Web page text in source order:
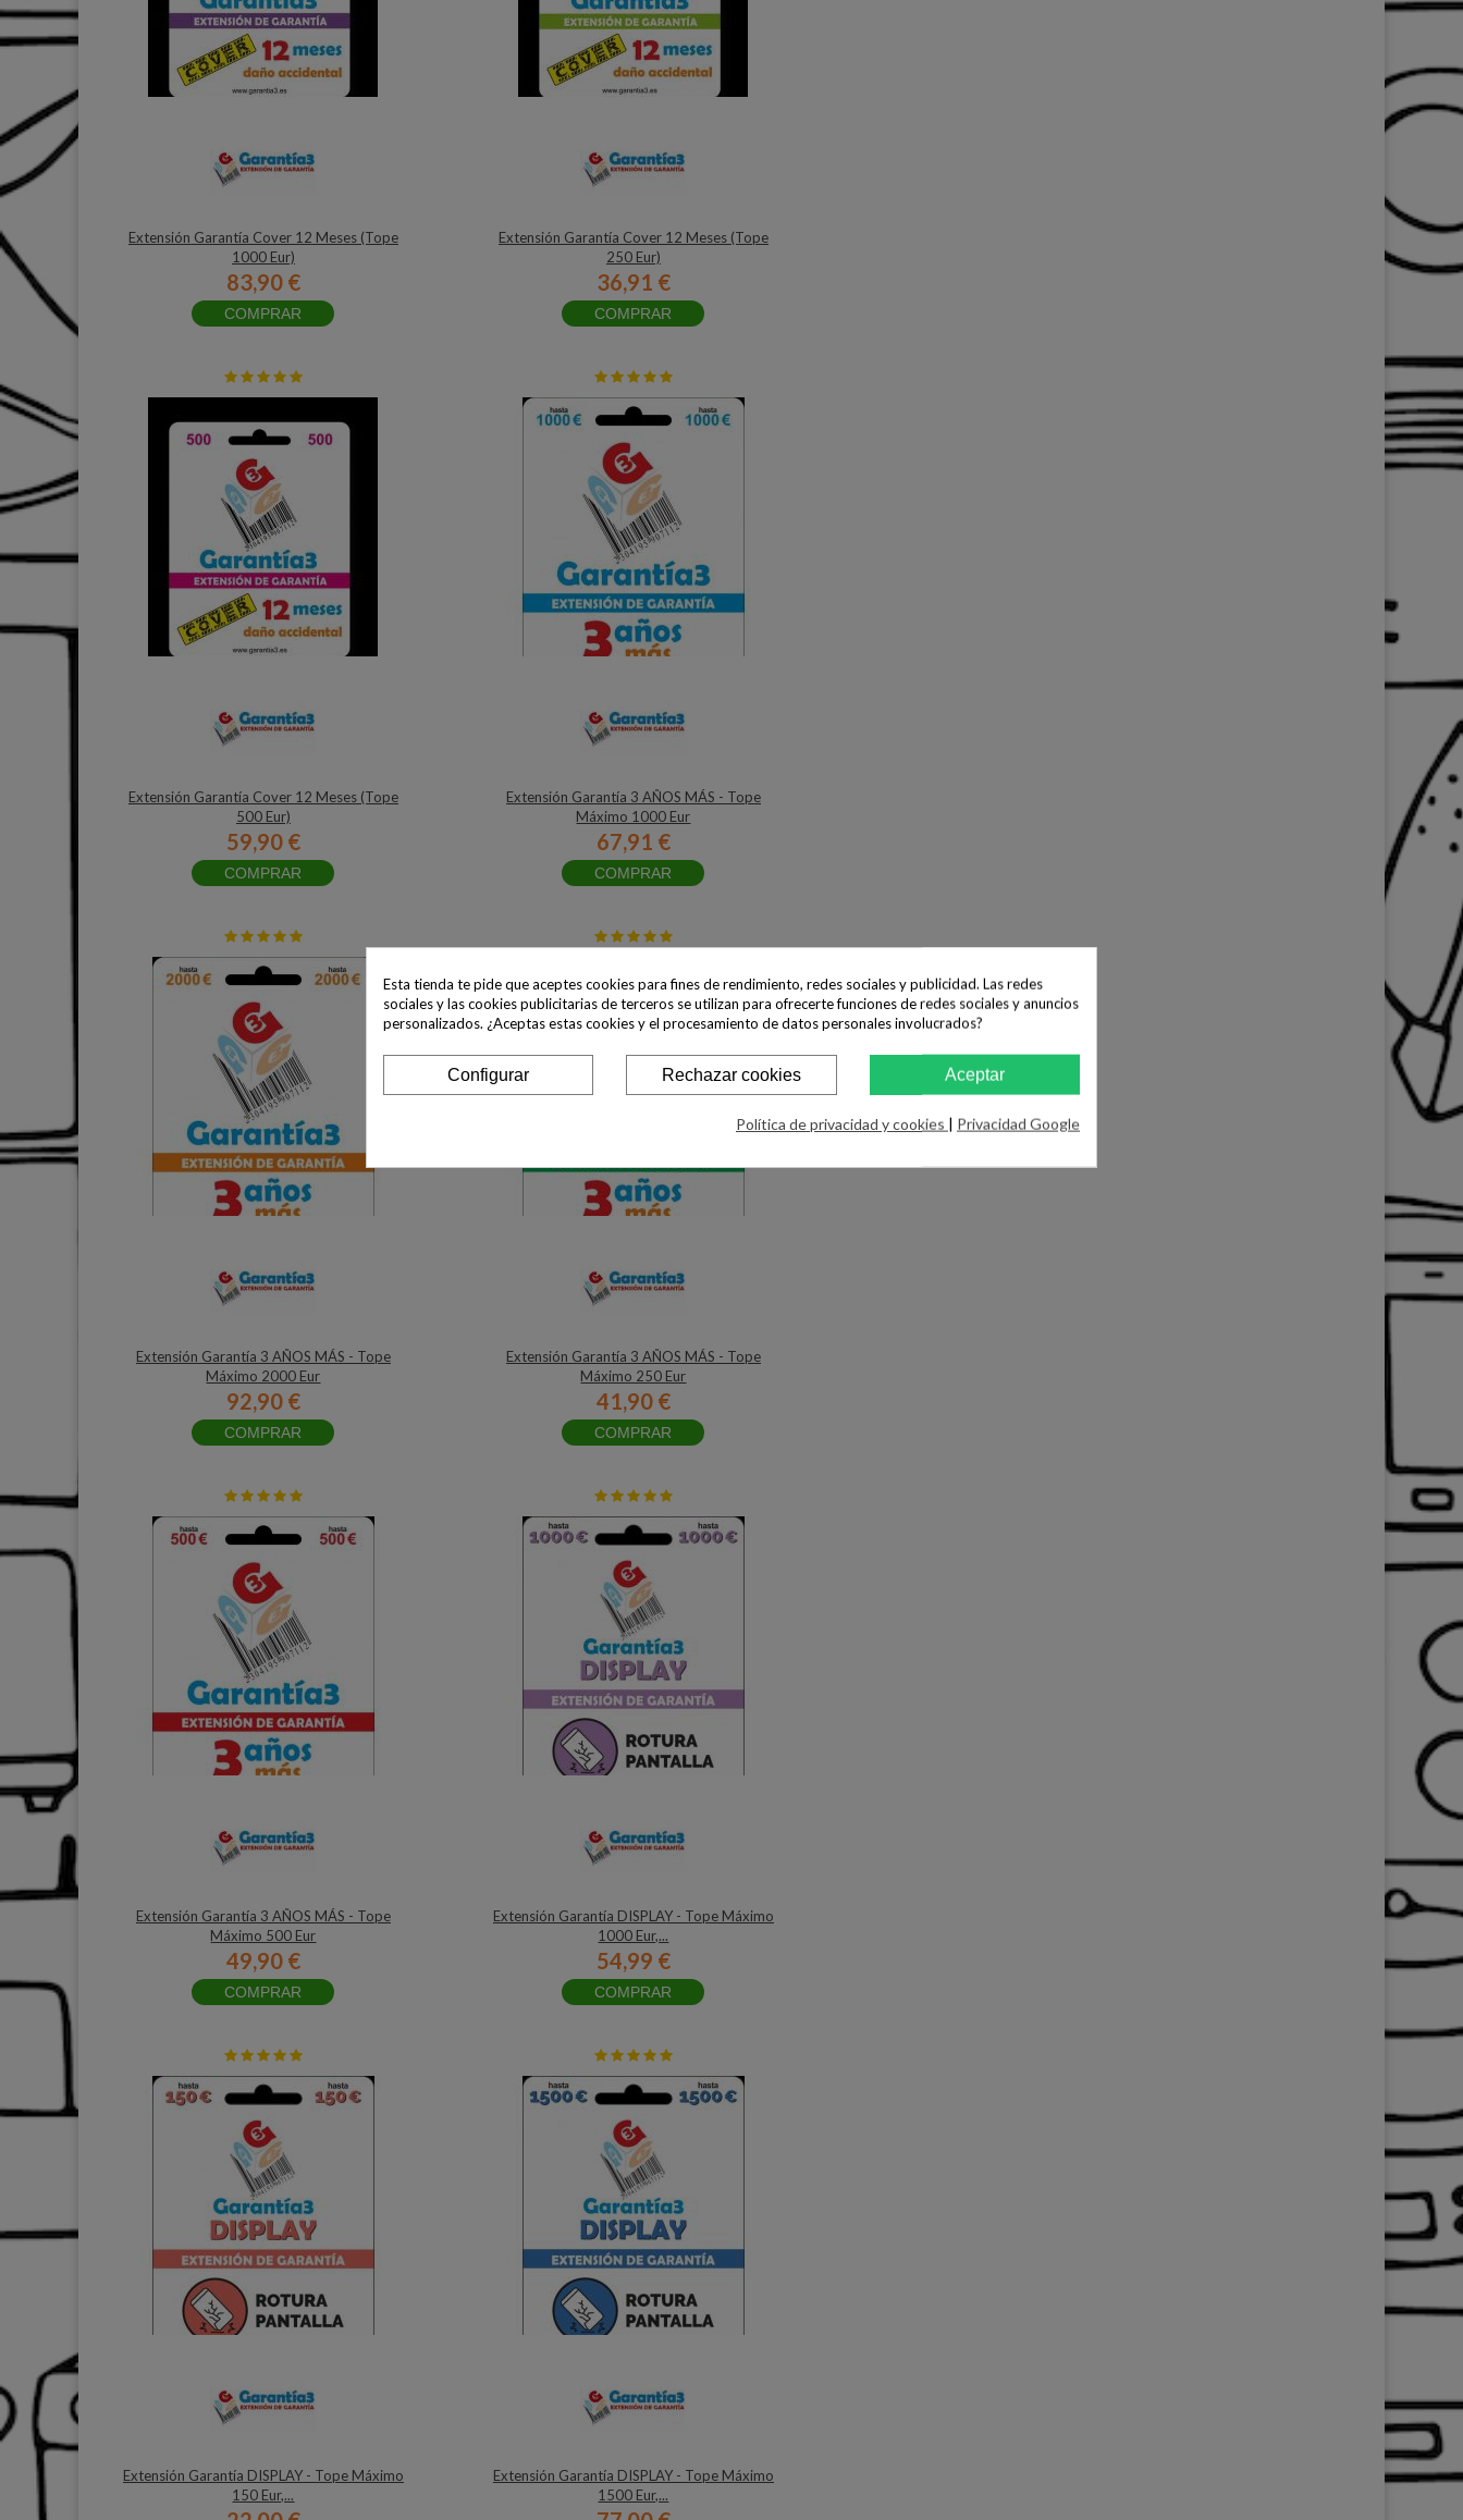
Extensión Garantía Cover 12 Meses (Tope
1000 Eur)
83,90 €
COMPRAR
Extensión Garantía Cover 12 Meses (Tope
250 Eur)
36,91 €
COMPRAR
Extensión Garantía Cover 12 Meses (Tope
500 Eur)
59,90 €
COMPRAR
Extensión Garantía 3 AÑOS MÁS - Tope
Máximo 1000 Eur
67,91 €
COMPRAR
Extensión Garantía 3 AÑOS MÁS - Tope
Máximo 2000 Eur
92,90 €
COMPRAR
Extensión Garantía 3 AÑOS MÁS - Tope
Máximo 250 Eur
41,90 €
COMPRAR
Extensión Garantía 3 AÑOS MÁS - Tope
Máximo 500 Eur
49,90 €
COMPRAR
Extensión Garantía DISPLAY - Tope Máximo
1000 Eur,...
54,99 €
COMPRAR
Extensión Garantía DISPLAY - Tope Máximo
150 Eur,...
Extensión Garantía DISPLAY - Tope Máximo
1500 Eur,...
Esta tienda te pide que aceptes cookies para fines de rendimiento, redes sociales y publicidad. Las redes
sociales y las cookies publicitarias de terceros se utilizan para ofrecerte funciones de redes sociales y anuncios
personalizados. ¿Aceptas estas cookies y el procesamiento de datos personales involucrados?
Aceptar
Rechazar cookies
Configurar
Política de privacidad y cookies | Privacidad Google